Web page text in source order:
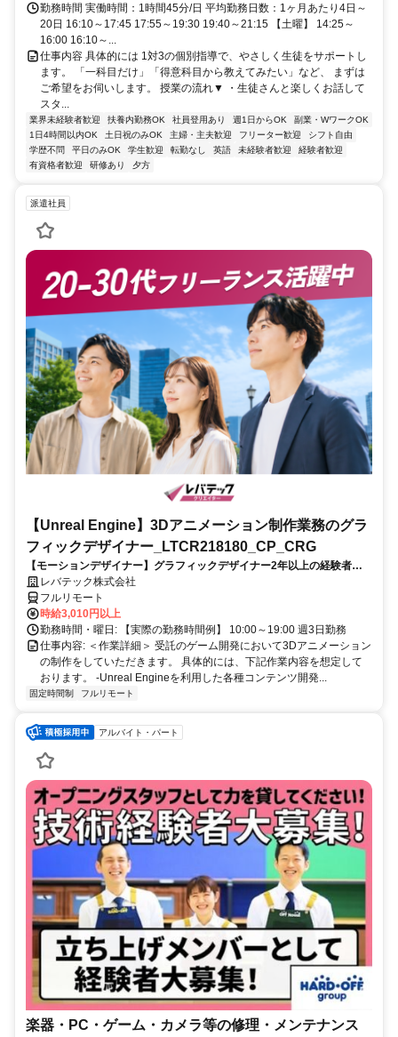
勤務時間 実働時間：1時間45分/日 平均勤務日数：1ヶ月あたり4日～
20日 16:10～17:45 17:55～19:30 19:40～21:15 【土曜】 14:25～
16:00 16:10～...
仕事内容 具体的には 1対3の個別指導で、やさしく生徒をサポートし
ます。 「一科目だけ」「得意科目から教えてみたい」など、 まずは
ご希望をお伺いします。 授業の流れ▼ ・生徒さんと楽しくお話して
スタ...
業界未経験者歓迎 扶養内勤務OK 社員登用あり 週1日からOK
副業・WワークOK
1日4時間以内OK
土日祝のみOK 主婦・主夫歓迎 フリーター歓迎
シフト自由
学歴不問
平日のみOK 学生歓迎 転勤なし 英語 未経験者歓迎
経験者歓迎
有資格者歓迎
研修あり 夕方
派遣社員
【Unreal Engine】3Dアニメーション制作業務のグラ
フィックデザイナー_LTCR218180_CP_CRG
【モーションデザイナー】グラフィックデザイナー2年以上の経験者を
歓迎！キャリアアップを目指したい方も大歓迎♪
レバテック株式会社
フルリモート
時給3,010円以上
勤務時間・曜日: 【実際の勤務時間例】 10:00～19:00 週3日勤務
仕事内容: ＜作業詳細＞ 受託のゲーム開発において3Dアニメーション
の制作をしていただきます。 具体的には、下記作業内容を想定して
おります。 -Unreal Engineを利用した各種コンテンツ開発...
固定時間制 フルリモート
アルバイト・パート
楽器・PC・ゲーム・カメラ等の修理・メンテナンス